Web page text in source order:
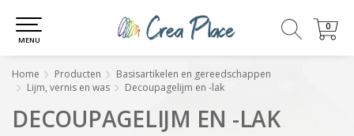
0
0
MENU
Home Producten
Basisartikelen en gereedschappen
Lijm, vernis en was
Decoupagelijm en -lak
DECOUPAGELIJM EN -LAK